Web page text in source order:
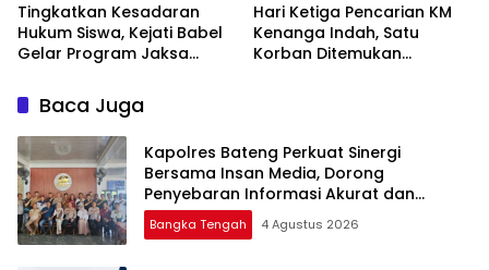
Tingkatkan Kesadaran
Hukum Siswa, Kejati Babel
Gelar Program Jaksa
Namang
Hari Ketiga Pencarian KM
Kenanga Indah, Satu
Korban Ditemukan
Baca Juga
‎Kapolres Bateng Perkuat Sinergi
Bersama Insan Media, Dorong
Penyebaran Informasi Akurat dan
Layanan Polri 110
Bangka Tengah 4 Agustus 2026